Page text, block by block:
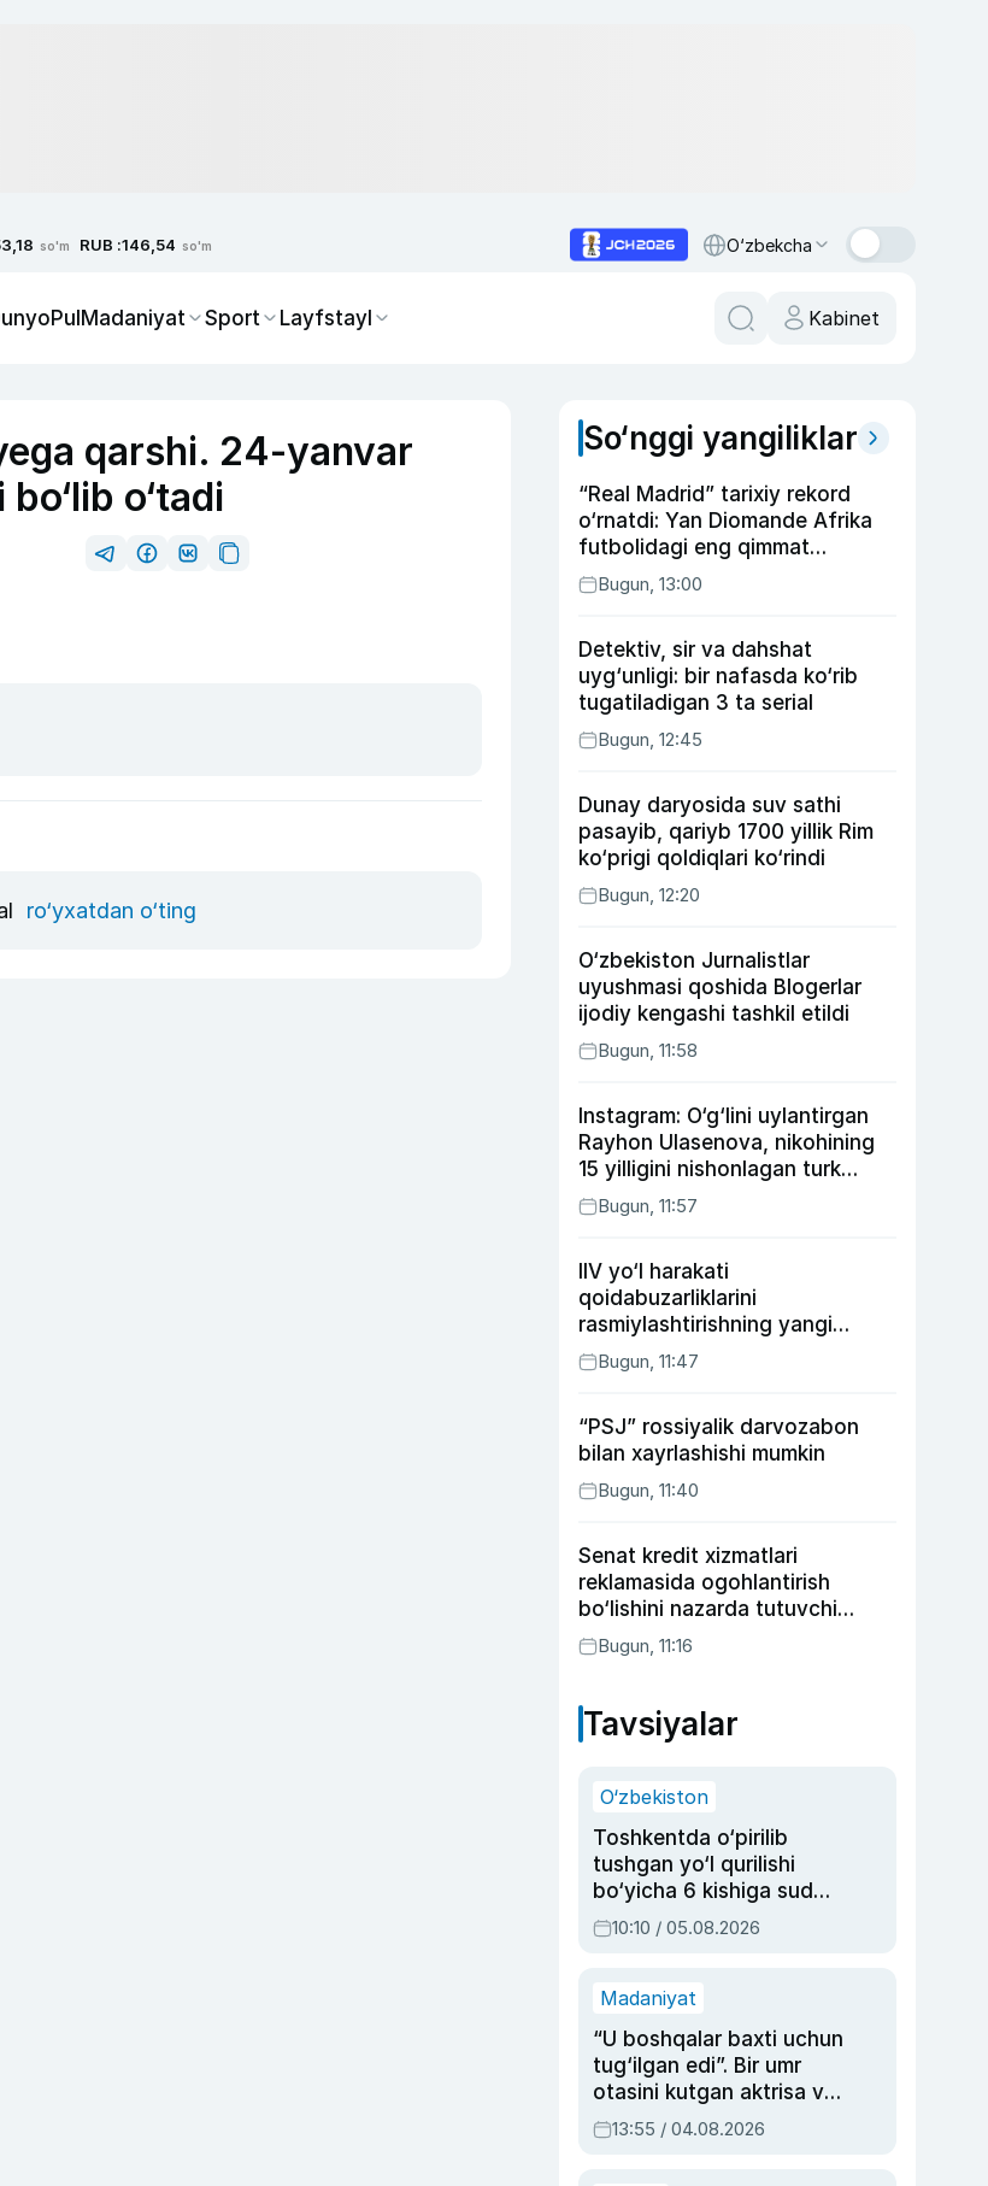
so'm RUB :146,54 so'm O‘zbekcha
PulMadaniyat Sport Layfstayl Kabinet
qarshi. 24-yanvar
o‘tadi
ro‘yxatdan o‘ting
So‘nggi yangiliklar
“Real Madrid” tarixiy rekord
o‘rnatdi: Yan Diomande Afrika
futbolidagi eng qimmat
transferga aylandi
Bugun, 13:00
Detektiv, sir va dahshat
uyg‘unligi: bir nafasda ko‘rib
tugatiladigan 3 ta serial
Bugun, 12:45
Dunay daryosida suv sathi
pasayib, qariyb 1700 yillik Rim
ko‘prigi qoldiqlari ko‘rindi
Bugun, 12:20
O‘zbekiston Jurnalistlar
uyushmasi qoshida Blogerlar
ijodiy kengashi tashkil etildi
Bugun, 11:58
Instagram: O‘g‘lini uylantirgan
Rayhon Ulasenova, nikohining
15 yilligini nishonlagan turk
aktyorlari va Kamelot qasriga
sayohat qilgan Zebo Rahimova
Bugun, 11:57
IIV yo‘l harakati
qoidabuzarliklarini
rasmiylashtirishning yangi
tartibini taklif qildi
Bugun, 11:47
“PSJ” rossiyalik darvozabon
bilan xayrlashishi mumkin
Bugun, 11:40
Senat kredit xizmatlari
reklamasida ogohlantirish
bo‘lishini nazarda tutuvchi
qonunni ma’qulladi
Bugun, 11:16
Tavsiyalar
O‘zbekiston
Toshkentda o‘pirilib
tushgan yo‘l qurilishi
bo‘yicha 6 kishiga sud
hukmi o‘qildi
10:10 / 05.08.2026
Madaniyat
“U boshqalar baxti uchun
tug‘ilgan edi”. Bir umr
otasini kutgan aktrisa va
dublyaj ustasi Rimma
Ahmedovaning
13:55 / 04.08.2026